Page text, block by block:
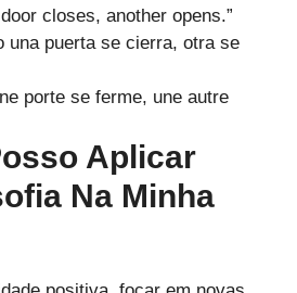
closes, another opens.”
una puerta se cierra, otra se
porte se ferme, une autre
Aplicar
Na Minha